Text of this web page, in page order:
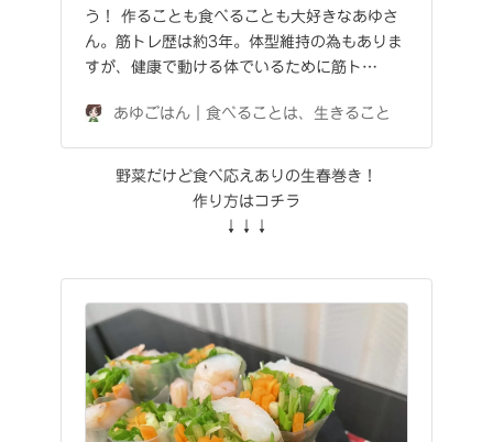
う！ 作ることも食べることも大好きなあゆさ
ん。筋トレ歴は約3年。体型維持の為もありま
すが、健康で動ける体でいるために筋ト…
あゆごはん｜食べることは、生きること
野菜だけど食べ応えありの生春巻き！
作り方はコチラ
↓↓↓